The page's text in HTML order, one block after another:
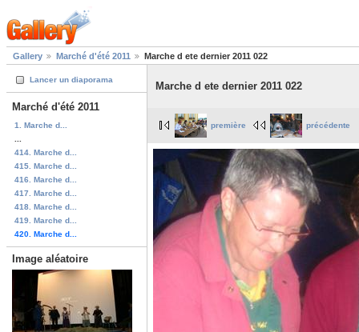
Gallery Marché d'été 2011 Marche d ete dernier 2011 022
Lancer un diaporama
Marché d'été 2011
1. Marche d...
414. Marche d...
415. Marche d...
416. Marche d...
417. Marche d...
418. Marche d...
419. Marche d...
420. Marche d...
Image aléatoire
Marche d ete dernier 2011 022
première précédente